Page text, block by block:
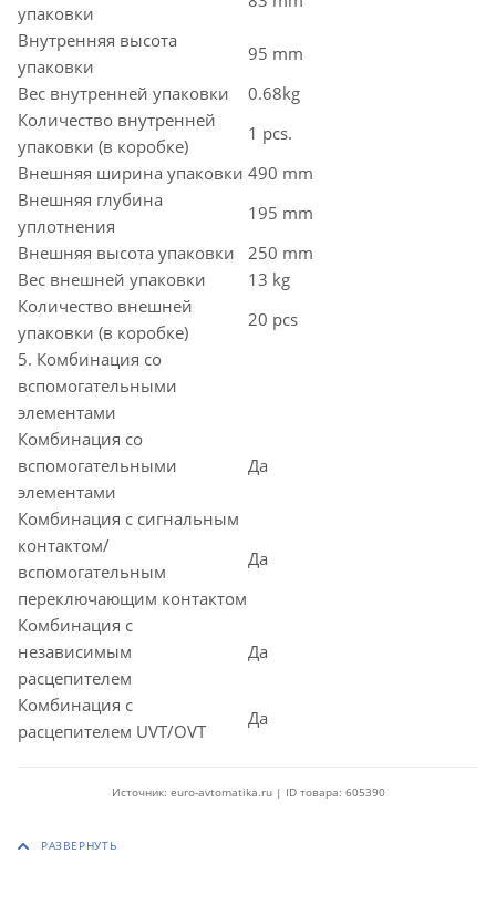
упаковки
Внутренняя высота
упаковки
95 mm
Вес внутренней упаковки
0.68kg
Количество внутренней
упаковки (в коробке)
1 pcs.
Внешняя ширина упаковки 490 mm
Внешняя глубина
уплотнения
195 mm
Внешняя высота упаковки
250 mm
Вес внешней упаковки
13 kg
Количество внешней
упаковки (в коробке)
20 pcs
5. Комбинация со
вспомогательными
элементами
Комбинация со
вспомогательными
элементами
Да
Комбинация с сигнальным
контактом/
вспомогательным
переключающим контактом
Да
Комбинация с
независимым
расцепителем
Да
Комбинация с
расцепителем UVT/OVT
Да
Источник: euro-avtomatika.ru | ID товара: 605390